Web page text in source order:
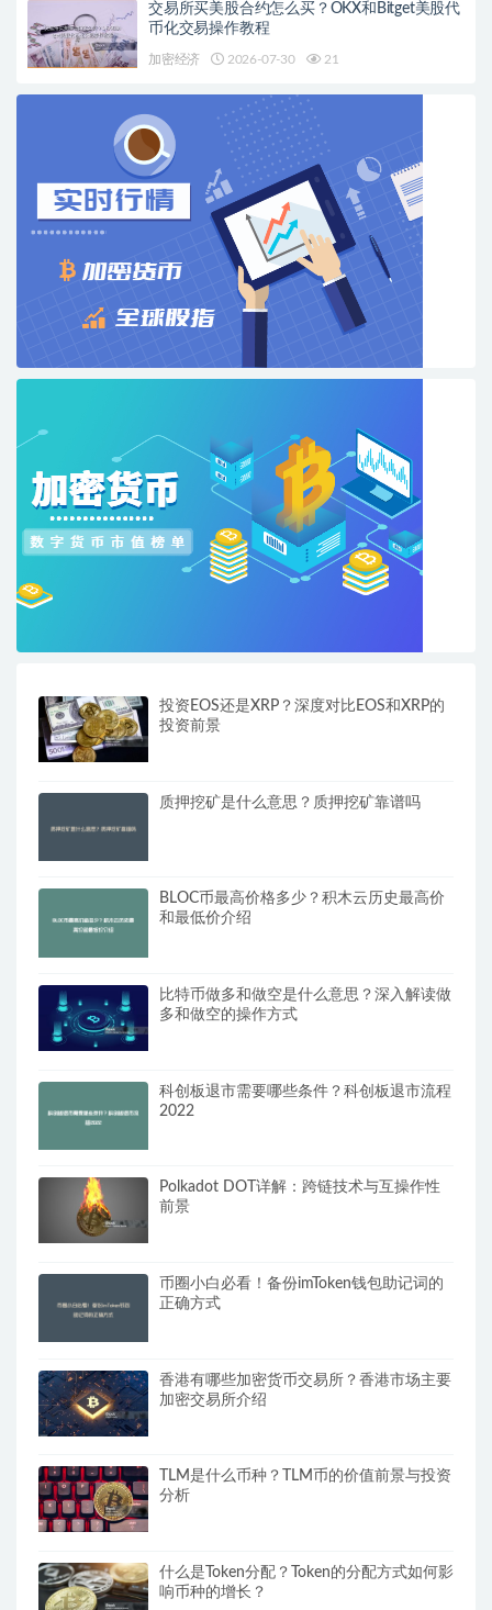
交易所买美股合约怎么买？OKX和Bitget美股代
币化交易操作教程
加密经济 2026-07-30 21
投资EOS还是XRP？深度对比EOS和XRP的
投资前景
质押挖矿是什么意思？质押挖矿靠谱吗
BLOC币最高价格多少？积木云历史最高价
和最低价介绍
比特币做多和做空是什么意思？深入解读做
多和做空的操作方式
科创板退市需要哪些条件？科创板退市流程
2022
Polkadot DOT详解：跨链技术与互操作性
前景
币圈小白必看！备份imToken钱包助记词的
正确方式
香港有哪些加密货币交易所？香港市场主要
加密交易所介绍
TLM是什么币种？TLM币的价值前景与投资
分析
什么是Token分配？Token的分配方式如何影
响币种的增长？